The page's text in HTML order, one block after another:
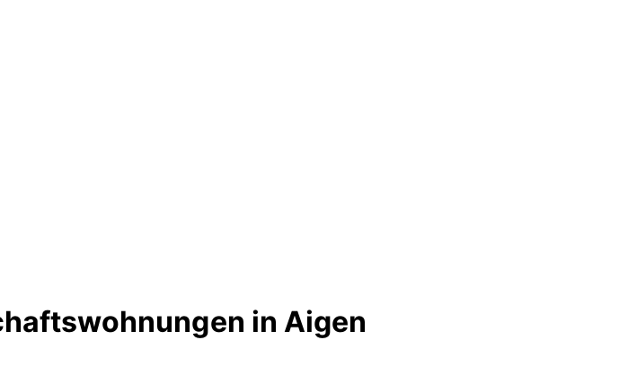
in Aigen